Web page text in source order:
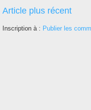
Article plus récent
Inscription à : Publier les